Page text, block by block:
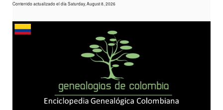
Contenido actualizado el día Saturday, August 8, 2026